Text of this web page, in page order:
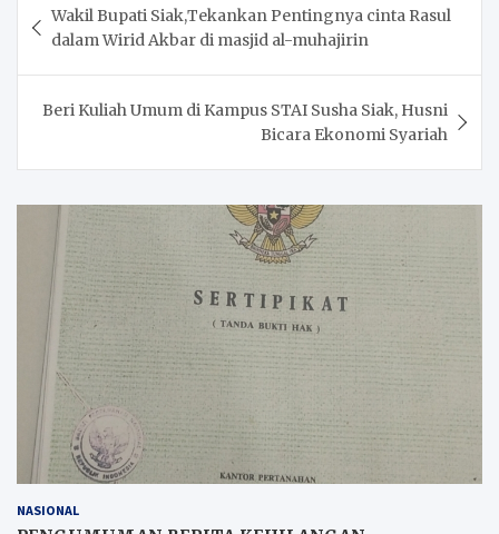
navigation
Wakil Bupati Siak,Tekankan Pentingnya cinta Rasul
dalam Wirid Akbar di masjid al-muhajirin
Beri Kuliah Umum di Kampus STAI Susha Siak, Husni
Bicara Ekonomi Syariah
NASIONAL